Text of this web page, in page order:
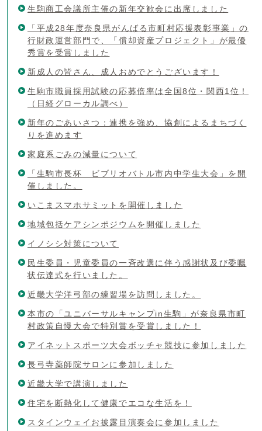
生駒商工会議所主催の新年交歓会に出席しました
「平成28年度奈良県がんばる市町村応援表彰事業」の
行財政運営部門で、「償却資産プロジェクト」が最優
秀賞を受賞しました
新成人の皆さん、成人おめでとうございます！
生駒市職員採用試験の応募倍率は全国8位・関西1位！
（日経グローカル調べ）
新年のごあいさつ：連携を強め、協創によるまちづく
りを進めます
家庭系ごみの減量について
「生駒市長杯 ビブリオバトル市内中学生大会」を開
催しました。
いこまスマホサミットを開催しました
地域包括ケアシンポジウムを開催しました
イノシシ対策について
民生委員・児童委員の一斉改選に伴う感謝状及び委嘱
状伝達式を行いました。
近畿大学洋弓部の練習場を訪問しました。
本市の「ユニバーサルキャンプin生駒」が奈良県市町
村政策自慢大会で特別賞を受賞しました！
アイネットスポーツ大会ボッチャ競技に参加しました
長弓寺薬師院サロンに参加しました
近畿大学で講演しました
住宅を断熱化して健康でエコな生活を！
スタインウェイお披露目演奏会に参加しました